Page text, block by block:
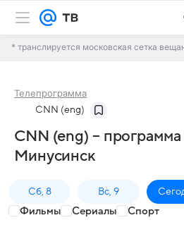
* транслируется московская сетка
Телепрограмма
CNN (eng)
CNN (eng) – программа
Минусинск
Сб, 8 Вс, 9
Фильмы Сериалы Спорт